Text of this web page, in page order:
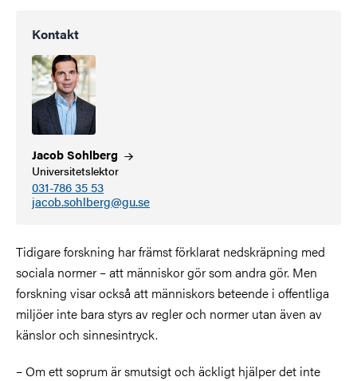
Kontakt
JacobSohlberg
Universitetslektor
031-786 35 53
jacob.sohlberg@gu.se
Tidigare forskning har främst förklarat nedskräpning med
sociala normer – att människor gör som andra gör. Men
forskning visar också att människors beteende i offentliga
miljöer inte bara styrs av regler och normer utan även av
känslor och sinnesintryck.
– Om ett soprum är smutsigt och äckligt hjälper det inte